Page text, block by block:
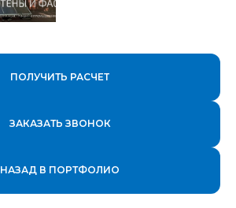
ПОЛУЧИТЬ РАСЧЕТ
ЗАКАЗАТЬ ЗВОНОК
НАЗАД В ПОРТФОЛИО